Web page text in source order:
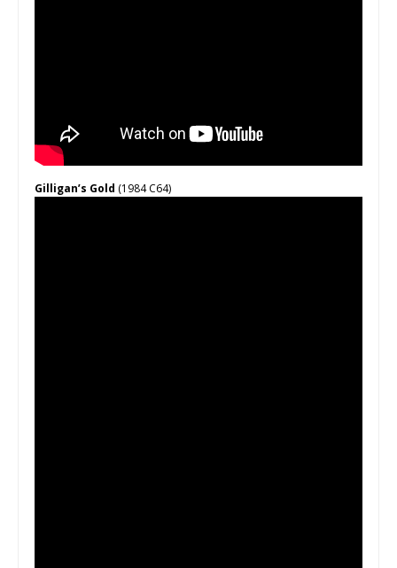
Gilligan’s Gold (1984 C64)